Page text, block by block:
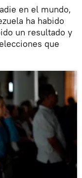
en el mundo,
ha habido
un resultado y
que